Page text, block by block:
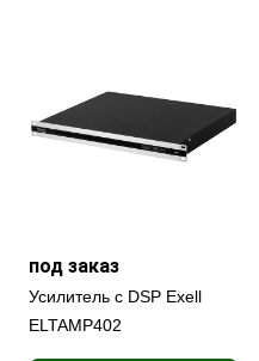
под заказ
Усилитель с DSP Exell
ELTAMP402